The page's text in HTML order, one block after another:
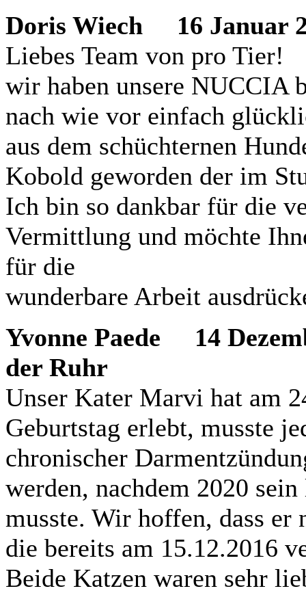
Doris Wiech
16 Januar
Liebes Team von pro Tier!
wir haben unsere NUCCIA
nach wie vor einfach
aus dem schüchternen
Kobold geworden der im
Ich bin so dankbar für die
Vermittlung und möchte
für die
wunderbare Arbeit
Yvonne Paede
14
der Ruhr
Unser Kater Marvi hat am
Geburtstag erlebt, musste
chronischer
werden, nachdem 2020
musste. Wir hoffen, dass
die bereits am 15.12.2016
Beide Katzen waren sehr